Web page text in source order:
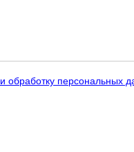
обработку персональных